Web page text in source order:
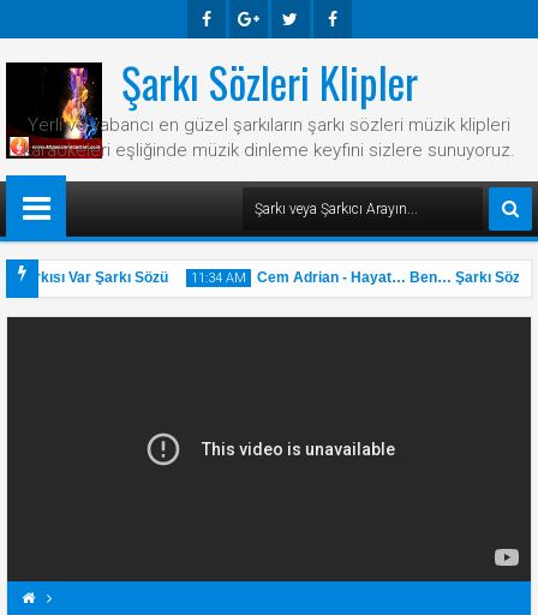
Ook E-
Plus
R Ook
Şarkı Sözleri Klipler
Yerli ve yabancı en güzel şarkıların şarkı sözleri müzik klipleri
karaokeleri eşliğinde müzik dinleme keyfini sizlere sunuyoruz.
Var Şarkı Sözü 11:34 AM
31 May
2025
Cem Adrian - Hayat… Ben… Şarkı Sözü